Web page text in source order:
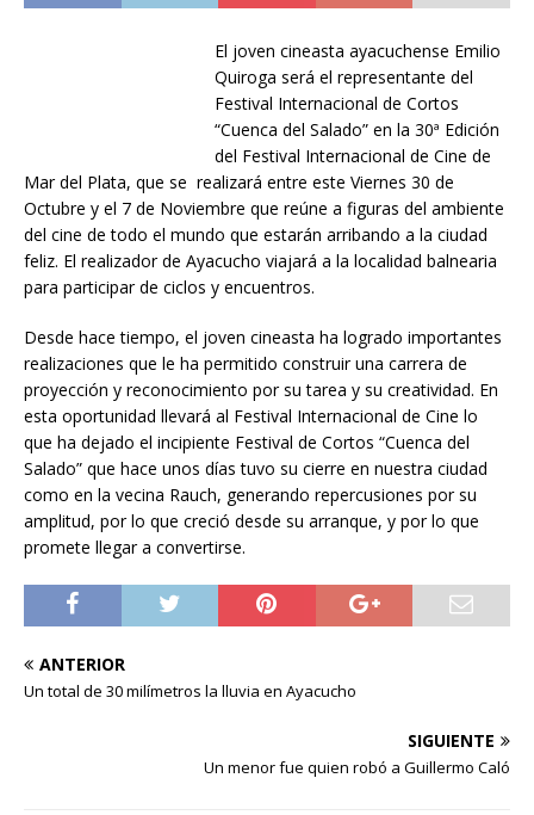
El joven cineasta ayacuchense Emilio
Quiroga será el representante del
Festival Internacional de Cortos
“Cuenca del Salado” en la 30ª Edición
del Festival Internacional de Cine de
Mar del Plata, que se realizará entre este Viernes 30 de
Octubre y el 7 de Noviembre que reúne a figuras del ambiente
del cine de todo el mundo que estarán arribando a la ciudad
feliz. El realizador de Ayacucho viajará a la localidad balnearia
para participar de ciclos y encuentros.
Desde hace tiempo, el joven cineasta ha logrado importantes
realizaciones que le ha permitido construir una carrera de
proyección y reconocimiento por su tarea y su creatividad. En
esta oportunidad llevará al Festival Internacional de Cine lo
que ha dejado el incipiente Festival de Cortos “Cuenca del
Salado” que hace unos días tuvo su cierre en nuestra ciudad
como en la vecina Rauch, generando repercusiones por su
amplitud, por lo que creció desde su arranque, y por lo que
promete llegar a convertirse.
ANTERIOR
Un total de 30 milímetros la lluvia en Ayacucho
SIGUIENTE
Un menor fue quien robó a Guillermo Caló